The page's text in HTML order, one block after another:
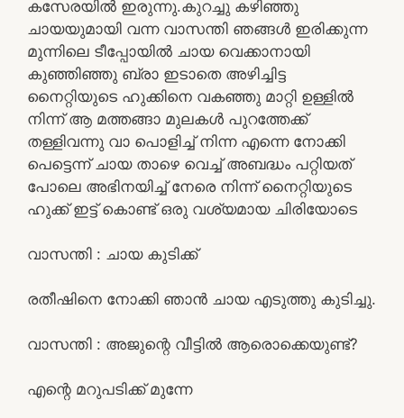
കസേരയിൽ ഇരുന്നു.കുറച്ചു കഴിഞ്ഞു
ചായയുമായി വന്ന വാസന്തി ഞങ്ങൾ ഇരിക്കുന്ന
മുന്നിലെ ടീപ്പോയിൽ ചായ വെക്കാനായി
കുഞ്ഞിഞ്ഞു ബ്രാ ഇടാതെ അഴിച്ചിട്ട
നൈറ്റിയുടെ ഹുക്കിനെ വകഞ്ഞു മാറ്റി ഉള്ളിൽ
നിന്ന് ആ മത്തങ്ങാ മുലകൾ പുറത്തേക്ക്
തള്ളിവന്നു വാ പൊളിച്ച് നിന്ന എന്നെ നോക്കി
പെട്ടെന്ന് ചായ താഴെ വെച്ച് അബദ്ധം പറ്റിയത്
പോലെ അഭിനയിച്ച് നേരെ നിന്ന് നൈറ്റിയുടെ
ഹുക്ക് ഇട്ട് കൊണ്ട് ഒരു വശ്യമായ ചിരിയോടെ
വാസന്തി : ചായ കുടിക്ക്
രതീഷിനെ നോക്കി ഞാൻ ചായ എടുത്തു കുടിച്ചു.
വാസന്തി : അജുന്റെ വീട്ടിൽ ആരൊക്കെയുണ്ട്?
എന്റെ മറുപടിക്ക് മുന്നേ